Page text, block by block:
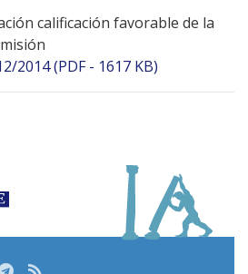
calificación favorable de la
2014 (PDF - 1617 KB)
Telegram
RSS